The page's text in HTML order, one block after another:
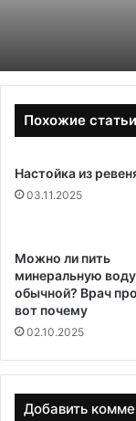
Похожие статьи
Настойка из
03.11.2025
Можно ли пить
минеральную
обычной? Врач
вот почему
02.10.2025
Добавить